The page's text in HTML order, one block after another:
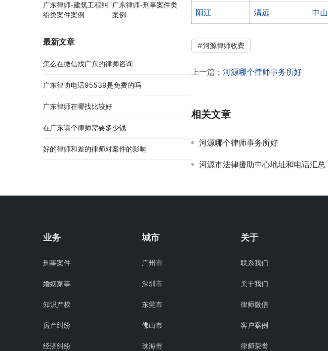
阳江 清远 中山
河源律师收费
上一篇： 河源哪个律师事务所好
相关文章
河源哪个律师事务所好
河源市法律援助中心地址和电话汇总
广东律师-建筑工程纠
纷类案件案例
广东律师-刑事案件类
案例
最新文章
怎么在微信找广东的律师咨询
广东律协电话95539是免费的吗
广东律师在哪找比较好
在广东请个律师需要多少钱
好的律师和差的律师对案件的影响
业务
刑事案件
婚姻家事
知识产权
房产纠纷
经济纠纷
城市
广州市
深圳市
东莞市
佛山市
珠海市
关于
联系我们
关于我们
律师微信
客户案例
律师荣誉